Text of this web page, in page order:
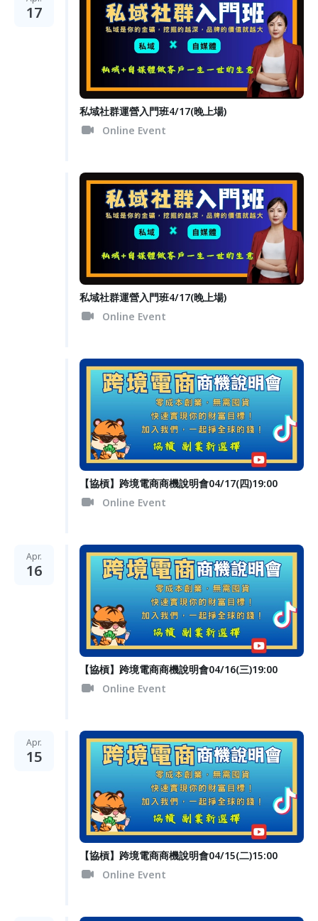
17
私域社群運營入門班4/17(晚上場)
Online Event
私域社群運營入門班4/17(晚上場)
Online Event
【協槓】跨境電商商機說明會04/17(四)19:00
Online Event
Apr.
16
【協槓】跨境電商商機說明會04/16(三)19:00
Online Event
Apr.
15
【協槓】跨境電商商機說明會04/15(二)15:00
Online Event